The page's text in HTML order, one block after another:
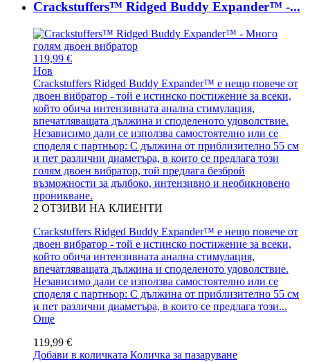
Crackstuffers™ Ridged Buddy Expander™ -...
119,99 €
Нов
Crackstuffers Ridged Buddy Expander™ е нещо повече от
двоен вибратор - той е истинско постижение за всеки,
който обича интензивната анална стимулация,
впечатляващата дължина и споделеното удоволствие.
Независимо дали се използва самостоятелно или се
споделя с партньор: С дължина от приблизително 55 см
и пет различни диаметъра, в които се предлага този
голям двоен вибратор, той предлага безброй
възможности за дълбоко, интензивно и необикновено
проникване.
2 ОТЗИВИ НА КЛИЕНТИ
Crackstuffers Ridged Buddy Expander™ е нещо повече от
двоен вибратор - той е истинско постижение за всеки,
който обича интензивната анална стимулация,
впечатляващата дължина и споделеното удоволствие.
Независимо дали се използва самостоятелно или се
споделя с партньор: С дължина от приблизително 55 см
и пет различни диаметъра, в които се предлага този...
Още
119,99 €
Добави в количката Количка за пазаруване